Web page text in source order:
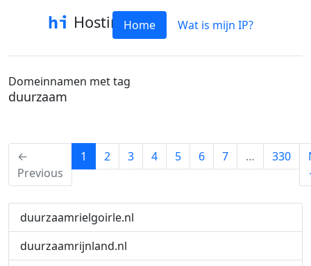
HostinfoHome Wat is mijn IP?
Domeinnamen met tag
duurzaam
←
Previous
1 (current)
2 3 4 5 6 7 … 330
duurzaamrielgoirle.nl
duurzaamrijnland.nl